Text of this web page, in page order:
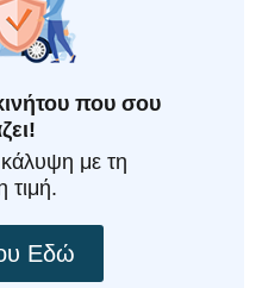
που σου
με τη
τιμή.
Εδώ